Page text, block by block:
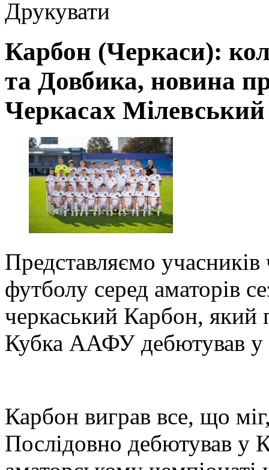
Друкувати
Карбон (Черкаси):
та Довбика, новина
Черкасах Мілевський
Представляємо
футболу серед аматорів
черкаський Карбон, який
Кубка ААФУ дебютував у
Карбон виграв все, що
Послідовно дебютував у